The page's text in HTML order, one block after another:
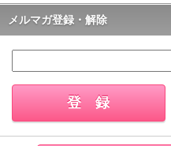
メルマガ登録・解除